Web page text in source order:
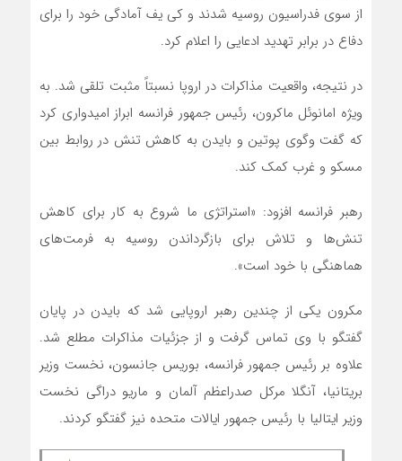
از سوی فدراسیون روسیه شدند و کی یف آمادگی خود را برای
دفاع در برابر تهدید ادعایی را اعلام کرد.
در نتیجه، واقعیت مذاکرات در اروپا نسبتاً مثبت تلقی شد. به
ویژه امانوئل ماکرون، رئیس جمهور فرانسه ابراز امیدواری کرد
که گفت وگوی پوتین و بایدن به کاهش تنش در روابط بین
مسکو و غرب کمک کند.
رهبر فرانسه افزود: «استراتژی ما شروع به کار برای کاهش
تنش‌ها و تلاش برای بازگرداندن روسیه به فرمت‌های
هماهنگی با خود است».
مکرون یکی از چندین رهبر اروپایی شد که بایدن در پایان
گفتگو با وی تماس گرفت و از جزئیات مذاکرات مطلع شد.
علاوه بر رئیس جمهور فرانسه، بوریس جانسون، نخست وزیر
بریتانیا، آنگلا مرکل صدراعظم آلمان و ماریو دراگی نخست
وزیر ایتالیا با رئیس جمهور ایالات متحده نیز گفتگو کردند.